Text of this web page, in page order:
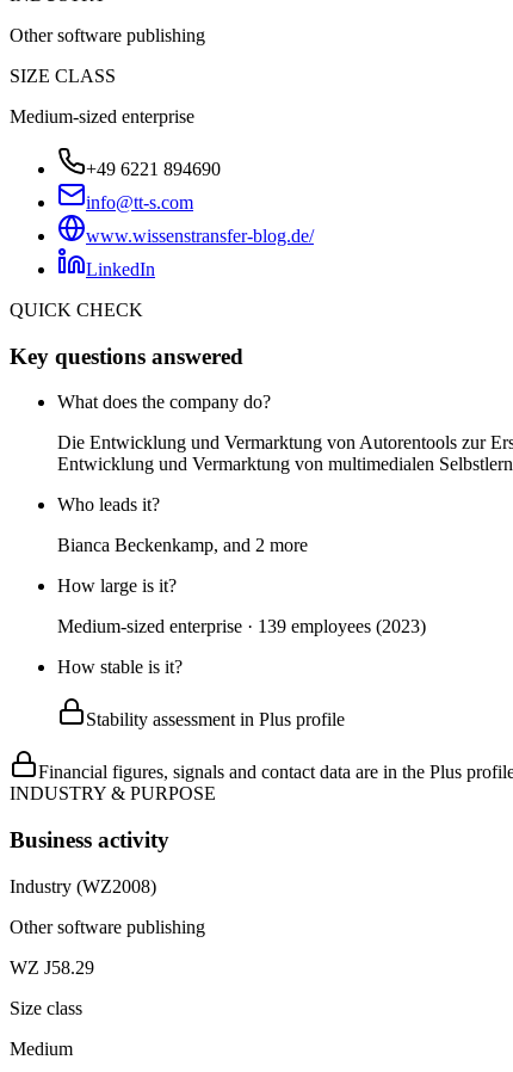
Other software publishing
SIZE CLASS
Medium-sized enterprise
+49 6221 894690
info@tt-s.com
www.wissenstransfer-blog.de/
LinkedIn
QUICK CHECK
Key questions answered
What does the company do?
Die Entwicklung und Vermarktung von Autorentools zur
Entwicklung und Vermarktung von multimedialen
Who leads it?
Bianca Beckenkamp, and 2 more
How large is it?
Medium-sized enterprise · 139 employees (2023)
How stable is it?
Stability assessment in Plus profile
Financial figures, signals and contact data are in the Plus
INDUSTRY & PURPOSE
Business activity
Industry (WZ2008)
Other software publishing
WZ J58.29
Size class
Medium